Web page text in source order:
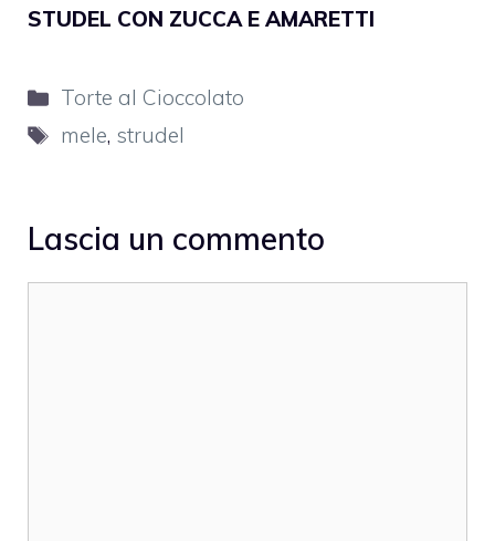
STUDEL CON ZUCCA E AMARETTI
Categorie
Torte al Cioccolato
Tag
mele, strudel
Lascia un commento